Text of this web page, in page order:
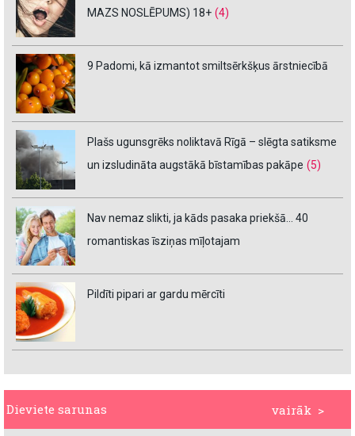
MAZS NOSLĒPUMS) 18+ (4)
9 Padomi, kā izmantot smiltsērkšķus ārstniecībā
Plašs ugunsgrēks noliktavā Rīgā – slēgta satiksme
un izsludināta augstākā bīstamības pakāpe (5)
Nav nemaz slikti, ja kāds pasaka priekšā… 40
romantiskas īsziņas mīļotajam
Pildīti pipari ar gardu mērcīti
vairāk >
Dieviete sarunas